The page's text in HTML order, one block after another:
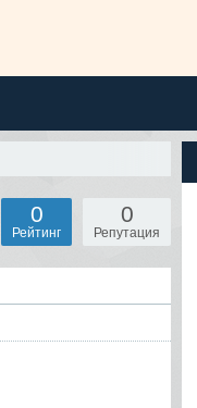
0
Репутация
0
Рейтинг